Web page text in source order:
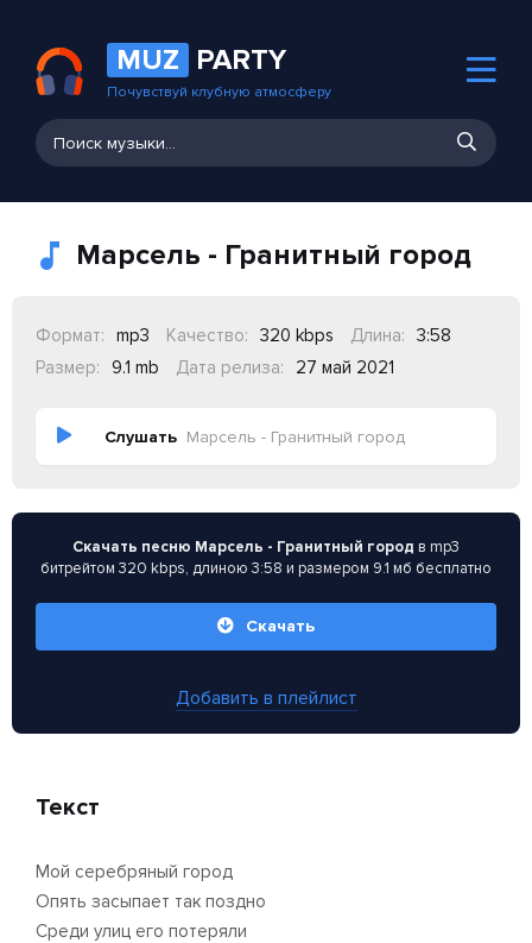
MUZ PARTY
Почувствуй клубную атмосферу
Марсель - Гранитный город
Формат: mp3 Качество: 320 kbps Длина:
3:58
Размер:
9.1 mb Дата релиза: 27 май 2021
Слушать Марсель - Гранитный город
Скачать песню Марсель - Гранитный город в mp3
битрейтом 320 kbps, длиною 3:58 и размером 9.1 мб бесплатно
Скачать
Добавить в плейлист
Текст
Мой серебряный город
Опять засыпает так поздно
Среди улиц его потеряли